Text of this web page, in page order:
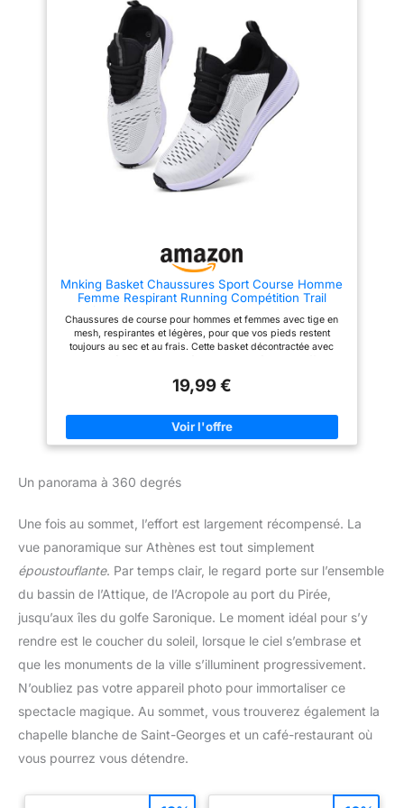
souple. La basket peut se plier
librement pour plus de confort
Chaussures de sport élégantes
pour hommes et femmes,
adaptées aux fêtes, aux loisirs,
à la marche, à la course à pied,
aux activités en salle, au sport,
aux activités de plein air, aux
voyages, à l'entraînement et à
toutes les occasions
Ces chaussures de sport pour
hommes sont fabriquées en EVA
et en caoutchouc résistant.
L'EVA offre une absorption des
chocs, un amorti et un soutien
efficaces. La semelle extérieure
en caoutchouc est antidérapante
et résistante à l'usure. 【Glisser
sur & À lacets】: Les sneakers
homme avec doublure
synthétique élastique et douce
protègent votre talon arrière de
l'abrasion, ce qui est pratique à
Occacions】: Les baskets et
conviennent à la course, à la
randonnée, au sport, à la gym,
l'exercice, au travail, au basket-
ball, au tennis, au football, aux
fêtes, aux voyages, à la maison,
vacances, aux loisirs, achats
quotidiens, camping, conduite,
extérieures. Chaussures de
marche décontractées à enfiler
pour hommes, parfaites pour
Mnking Basket Chaussures Sport Course Homme
Femme Respirant Running Compétition Trail
Entraînement Outdoor Fitness Gym Sneaker Noir
Blanc EU39
Chaussures de course pour hommes et femmes avec tige en
mesh, respirantes et légères, pour que vos pieds restent
toujours au sec et au frais. Cette basket décontractée avec
baskets pour femmes réduisent la pression sur les pieds et
caoutchouc est antidérapante et souple. La basket peut se plier
librement pour plus de confort Chaussures de sport élégantes
pour hommes et femmes, adaptées aux fêtes, aux loisirs, à la
les occasions
19,99 €
Un panorama à 360 degrés
Une fois au sommet, l’effort est largement récompensé. La
vue panoramique sur Athènes est tout simplement
époustouflante. Par temps clair, le regard porte sur l’ensemble
du bassin de l’Attique, de l’Acropole au port du Pirée,
jusqu’aux îles du golfe Saronique. Le moment idéal pour s’y
rendre est le coucher du soleil, lorsque le ciel s’embrase et
que les monuments de la ville s’illuminent progressivement.
N’oubliez pas votre appareil photo pour immortaliser ce
spectacle magique. Au sommet, vous trouverez également la
chapelle blanche de Saint-Georges et un café-restaurant où
vous pourrez vous détendre.